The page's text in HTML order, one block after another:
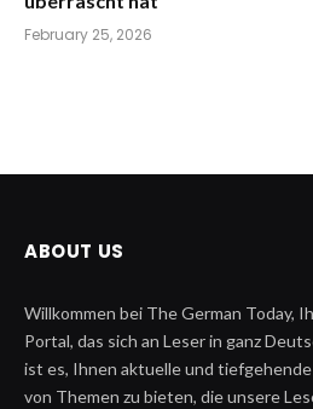
February 25, 2026
ABOUT US
Willkommen bei The German Today,
Portal, das sich an Leser in ganz
ist es, Ihnen aktuelle und tiefgehende
von Themen zu bieten, die unsere